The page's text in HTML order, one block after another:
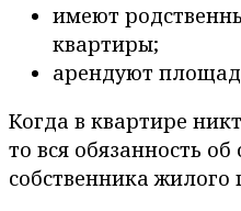
имеют
квартиры;
арендуют
Когда в квартире
то вся обязанность
собственника